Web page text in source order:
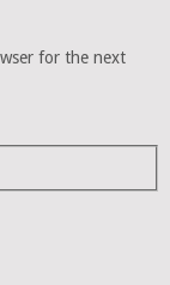
for the next